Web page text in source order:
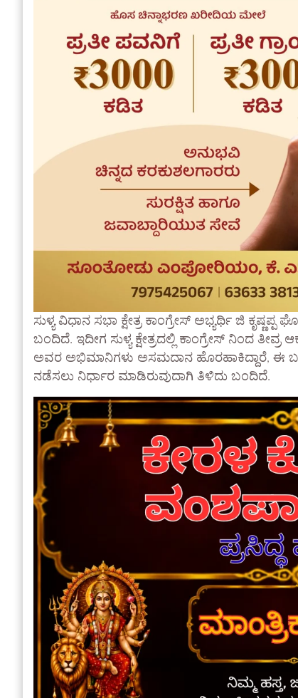
ಸುಳ್ಯ ವಿಧಾನ ಸಭಾ ಕ್ಷೇತ್ರ ಕಾಂಗ್ರೇಸ್ ಅಭ್ಯರ್ಥಿ ಜಿ
ಬಂದಿದೆ. ಇದೀಗ ಸುಳ್ಯ ಕ್ಷೇತ್ರದಲ್ಲಿ ಕಾಂಗ್ರೇಸ್ ನಿಂದ
ಅವರ ಅಭಿಮಾನಿಗಳು ಅಸಮದಾನ ಹೊರಹಾಕಿದ್ದಾರೆ, ಈ
ನಡೆಸಲು ನಿರ್ಧಾರ ಮಾಡಿರುವುದಾಗಿ ತಿಳಿದು ಬಂದಿದೆ.